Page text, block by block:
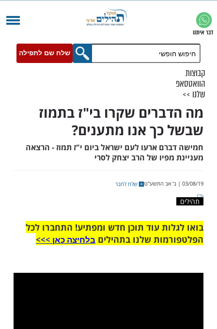
שלח שם לתפילה
שקרו בי"ז בתמוז
אנו מתענים?
ארעו לעם ישראל ביום י"ז תמוז - הרצאה
של הרב יצחק לסרי
שלח לחבר